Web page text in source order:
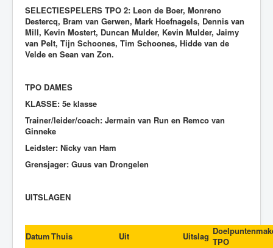
SELECTIESPELERS TPO 2: Leon de Boer, Monreno
Destercq, Bram van Gerwen, Mark Hoefnagels, Dennis van
Mill, Kevin Mostert, Duncan Mulder, Kevin Mulder, Jaimy
van Pelt, Tijn Schoones, Tim Schoones, Hidde van de
Velde en Sean van Zon.
TPO DAMES
KLASSE: 5e klasse
Trainer/leider/coach: Jermain van Run en Remco van
Ginneke
Leidster: Nicky van Ham
Grensjager: Guus van Drongelen
UITSLAGEN
DatumThuis Uit Uitslag TPO